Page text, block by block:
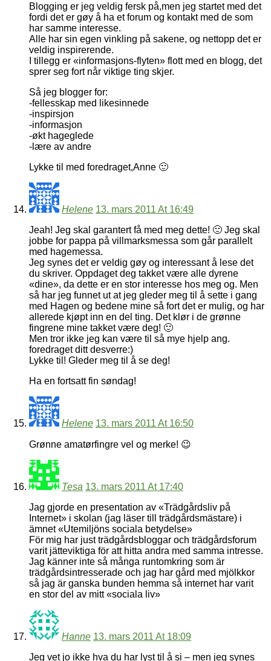
Blogging er jeg veldig fersk på,men jeg startet med det
fordi det er gøy å ha et forum og kontakt med de som
har samme interesse.
Alle har sin egen vinkling på sakene, og nettopp det er
veldig inspirerende.
I tillegg er «informasjons-flyten» flott med en blogg, det
sprer seg fort når viktige ting skjer.
Så jeg blogger for:
-fellesskap med likesinnede
-inspirsjon
-informasjon
-økt hageglede
-lære av andre
Lykke til med foredraget,Anne 🙂
Helene 13. mars 2011 At 16:49
Jeah! Jeg skal garantert få med meg dette! 🙂 Jeg skal
jobbe for pappa på villmarksmessa som går parallelt
med hagemessa.
Jeg synes det er veldig gøy og interessant å lese det
du skriver. Oppdaget deg takket være alle dyrene
«dine», da dette er en stor interesse hos meg og. Men
så har jeg funnet ut at jeg gleder meg til å sette i gang
med Hagen og bedene mine så fort det er mulig, og har
allerede kjøpt inn en del ting. Det klør i de grønne
fingrene mine takket være deg! 🙂
Men tror ikke jeg kan være til så mye hjelp ang.
foredraget ditt desverre:)
Lykke til! Gleder meg til å se deg!
Ha en fortsatt fin søndag!
Helene 13. mars 2011 At 16:50
Grønne amatørfingre vel og merke! 😉
Tesa 13. mars 2011 At 17:40
Jag gjorde en presentation av «Trädgårdsliv på
Internet» i skolan (jag läser till trädgårdsmästare) i
ämnet «Utemiljöns sociala betydelse»
För mig har just trädgårdsbloggar och trädgårdsforum
varit jätteviktiga för att hitta andra med samma intresse.
Jag känner inte så många runtomkring som är
trädgårdsintresserade och jag har gård med mjölkkor
så jag är ganska bunden hemma så internet har varit
en stor del av mitt «sociala liv»
Hanne 13. mars 2011 At 18:09
Jeg vet jo ikke hva du har lyst til å si – men jeg synes